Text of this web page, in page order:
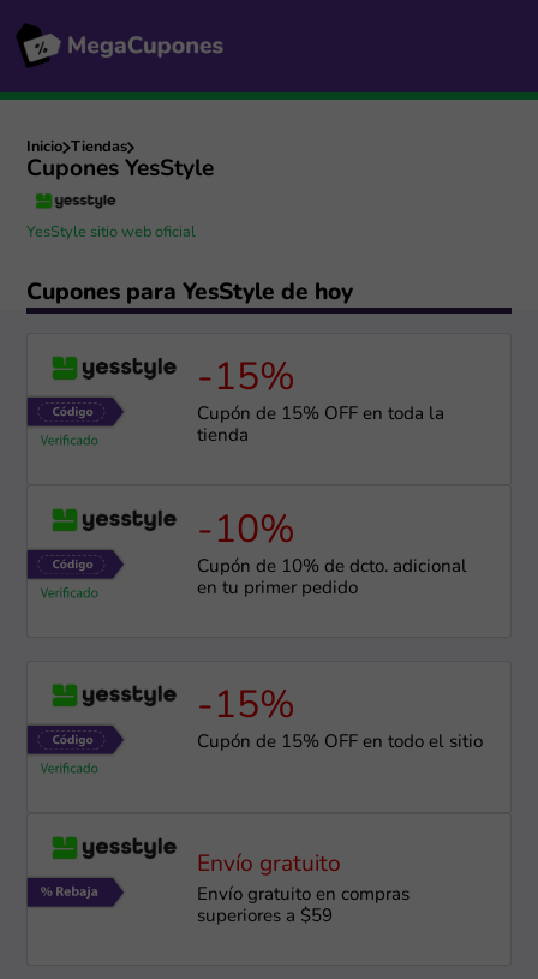
Inicio Tiendas
Cupones YesStyle
YesStyle sitio web oficial
Cupones para YesStyle de hoy
-15%
Cupón de 15% OFF en toda la
tienda
-10%
Cupón de 10% de dcto. adicional
en tu primer pedido
-15%
Cupón de 15% OFF en todo el sitio
Envío gratuito
Envío gratuito en compras
superiores a $59